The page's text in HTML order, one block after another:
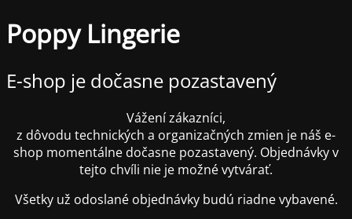
Poppy Lingerie
E-shop je dočasne pozastavený
Vážení zákazníci,
z dôvodu technických a organizačných zmien je náš e-
shop momentálne dočasne pozastavený. Objednávky v
tejto chvíli nie je možné vytvárať.
Všetky už odoslané objednávky budú riadne vybavené.